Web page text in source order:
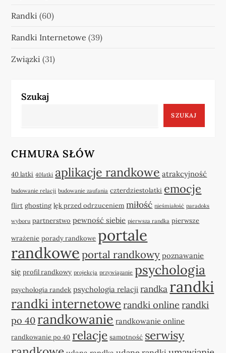
Randki (60)
Randki Internetowe (39)
Związki (31)
Szukaj
SZUKAJ
CHMURA SŁÓW
40 latki 40latki aplikacje randkowe atrakcyjność
budowanie relacji budowanie zaufania czterdziestolatki emocje
flirt ghosting lęk przed odrzuceniem miłość nieśmiałość paradoks
wyboru partnerstwo pewność siebie pierwsza randka pierwsze
wrażenie porady randkowe portale
randkowe portal randkowy poznawanie
się profil randkowy projekcja przywiązanie psychologia
psychologia randek psychologia relacji randka randki
randki internetowe randki online randki
po 40 randkowanie randkowanie online
randkowanie po 40 relacje samotność serwisy